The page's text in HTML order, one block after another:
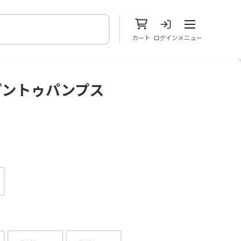
カート ログイン
メニューを開
メニュー
トゥパンプス